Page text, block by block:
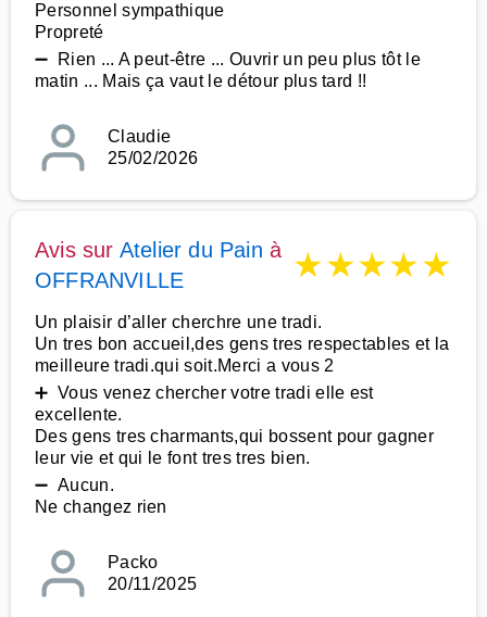
Personnel sympathique
Propreté
➖ Rien ... A peut-être ... Ouvrir un peu plus tôt le
matin ... Mais ça vaut le détour plus tard !!
Claudie
25/02/2026
Avis sur Atelier du Pain à
OFFRANVILLE
★★★★★
Un plaisir d’aller cherchre une tradi.
Un tres bon accueil,des gens tres respectables et la
meilleure tradi.qui soit.Merci a vous 2
➕ Vous venez chercher votre tradi elle est
excellente.
Des gens tres charmants,qui bossent pour gagner
leur vie et qui le font tres tres bien.
➖ Aucun.
Ne changez rien
Packo
20/11/2025